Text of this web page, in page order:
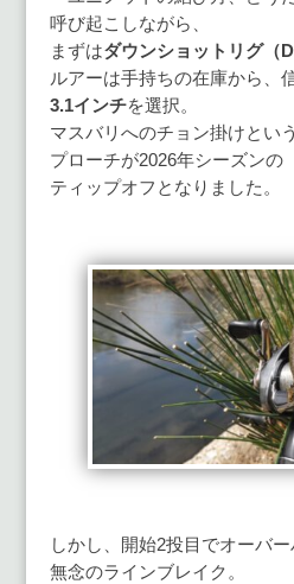
呼び起こしながら、
まずはダウンショットリグ（
ルアーは手持ちの在庫から、
3.1インチを選択。
マスバリへのチョン掛けとい
プローチが2026年シーズンの
ティップオフとなりました。
しかし、開始2投目でオーバー
無念のラインブレイク。